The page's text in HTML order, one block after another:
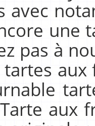
avec
une
pas à
aux